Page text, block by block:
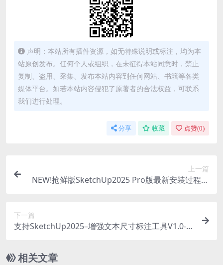
声明：本站所有插件资源，如无特殊说明或标注，均为本
站原创发布。任何个人或组织，在未征得本站同意时，禁止
复制、盗用、采集、发布本站内容到任何网站、书籍等各类
媒体平台。如若本站内容侵犯了原著者的合法权益，可联系
我们进行处理。
分享 收藏 点赞(0)
上一篇
NEW!抢鲜版SketchUp2025 Pro版最新安装过程截
下一篇
支持SketchUp2025–增强文本尺寸标注工具V1.0-Di
相关文章